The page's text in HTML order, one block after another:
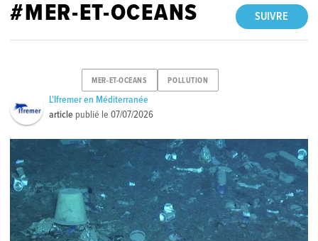
SUIVRE
#MER-ET-OCEANS
MER-ET-OCEANS POLLUTION
L'Ifremer en Méditerranée
article publié le07/07/2026